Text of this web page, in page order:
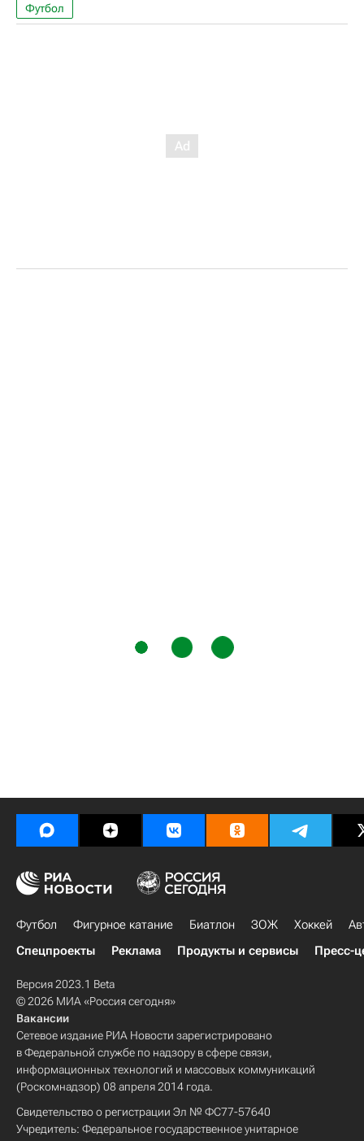
Футбол
Футбол Фигурное катание Биатлон ЗОЖ Хоккей
Спецпроекты
Реклама Продукты и сервисы Пресс-
Версия 2023.1 Beta
© 2026 МИА «Россия сегодня»
Вакансии
Сетевое издание РИА Новости зарегистрировано
в Федеральной службе по надзору в сфере связи,
информационных технологий и массовых коммуникаций
(Роскомнадзор) 08 апреля 2014 года.
Свидетельство о регистрации Эл № ФС77-57640
Учредитель: Федеральное государственное унитарное